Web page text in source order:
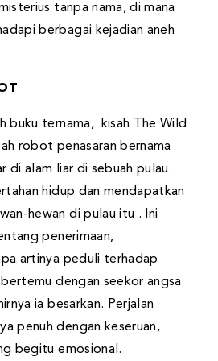
tanpa nama, di mana
berbagai kejadian aneh
buku ternama, kisah The Wild
robot penasaran bernama
di alam liar di sebuah pulau.
hidup dan mendapatkan
hewan di pulau itu . Ini
penerimaan,
artinya peduli terhadap
dengan seekor angsa
ia besarkan. Perjalan
penuh dengan keseruan,
begitu emosional.